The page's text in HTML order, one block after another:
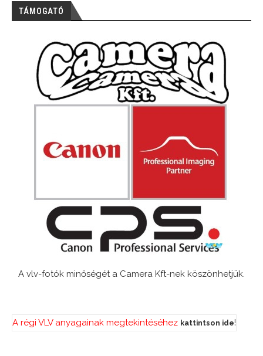
TÁMOGATÓ
A vlv-fotók minőségét a Camera Kft-nek köszönhetjük.
A régi VLV anyagainak megtekintéséhez kattintson ide!